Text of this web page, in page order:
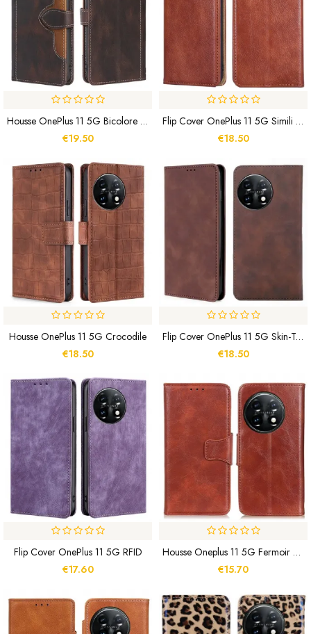
Housse OnePlus 11 5G Bicolore Florale
€19.50
Flip Cover OnePlus 11 5G Simili Cuir Coutures
€18.50
Housse OnePlus 11 5G Crocodile
€18.50
Flip Cover OnePlus 11 5G Skin-Touch
€18.50
Flip Cover OnePlus 11 5G RFID
€17.60
Housse Oneplus 11 5G Fermoir Réversible
€15.70